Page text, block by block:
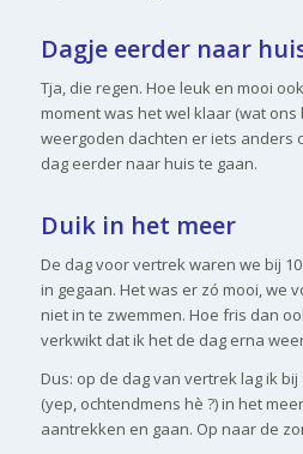
Dagje eerder naar
Tja, die regen. Hoe leuk en mooi
moment was het wel klaar (wat
weergoden dachten er iets anders
dag eerder naar huis te gaan.
Duik in het meer
De dag voor vertrek waren we bij
in gegaan. Het was er zó mooi, we
niet in te zwemmen. Hoe fris dan
verkwikt dat ik het de dag erna
Dus: op de dag van vertrek lag ik bij
(yep, ochtendmens hè ?) in het
aantrekken en gaan. Op naar de